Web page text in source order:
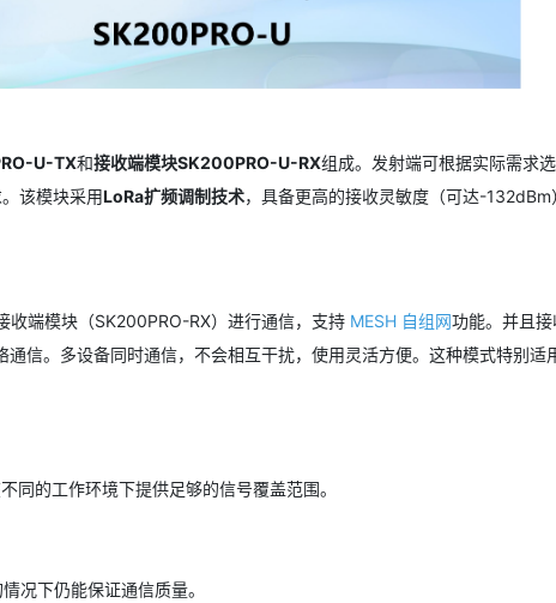
U-TX和接收端模块SK200PRO-U-RX组成。发射端可根据实际需求
该模块采用LoRa扩频调制技术，具备更高的接收灵敏度（可达-132dBm
端模块（SK200PRO-RX）进行通信，支持 MESH 自组网功能。并且
通信。多设备同时通信，不会相互干扰，使用灵活方便。这种模式特别适
的工作环境下提供足够的信号覆盖范围。
况下仍能保证通信质量。